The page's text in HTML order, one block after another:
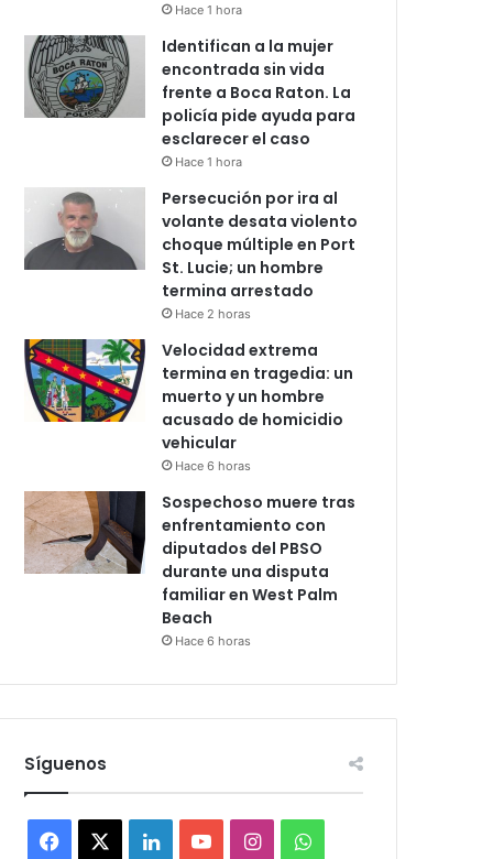
Hace 1 hora
Identifican a la mujer
encontrada sin vida
frente a Boca Raton. La
policía pide ayuda para
esclarecer el caso
Hace 1 hora
Persecución por ira al
volante desata violento
choque múltiple en Port
St. Lucie; un hombre
termina arrestado
Hace 2 horas
Velocidad extrema
termina en tragedia: un
muerto y un hombre
acusado de homicidio
vehicular
Hace 6 horas
Sospechoso muere tras
enfrentamiento con
diputados del PBSO
durante una disputa
familiar en West Palm
Beach
Hace 6 horas
Síguenos
L
I
W